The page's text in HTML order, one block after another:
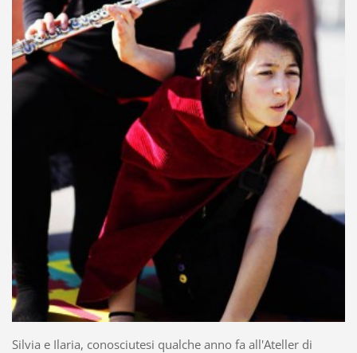
Silvia e Ilaria, conosciutesi qualche anno fa all'Ateller di